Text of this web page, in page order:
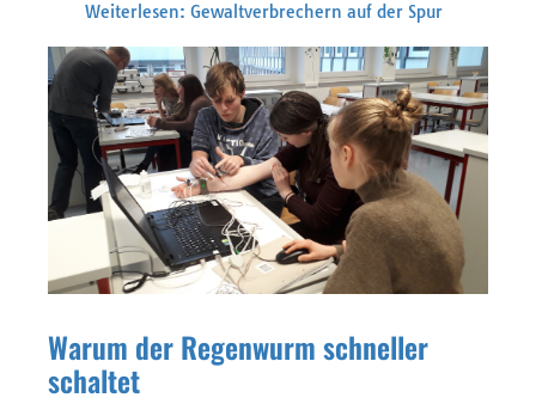
Weiterlesen: Gewaltverbrechern auf der Spur
Warum der Regenwurm schneller
schaltet